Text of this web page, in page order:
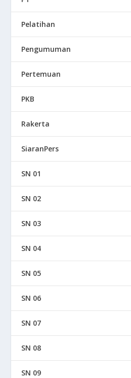
Pelatihan
Pengumuman
Pertemuan
PKB
Rakerta
SiaranPers
SN 01
SN 02
SN 03
SN 04
SN 05
SN 06
SN 07
SN 08
SN 09